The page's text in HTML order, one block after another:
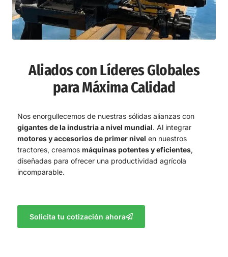
Aliados con Líderes Globales
para Máxima Calidad
Nos enorgullecemos de nuestras sólidas alianzas con
gigantes de la industria a nivel mundial. Al integrar
motores y accesorios de primer nivel en nuestros
tractores, creamos máquinas potentes y eficientes,
diseñadas para ofrecer una productividad agrícola
incomparable.
Solicita tu cotización ahora